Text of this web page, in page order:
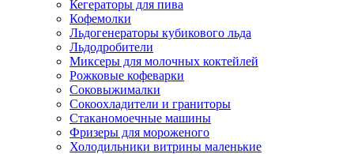
Кегераторы для пива
Кофемолки
Льдогенераторы кубикового льда
Льдодробители
Миксеры для молочных коктейлей
Рожковые кофеварки
Соковыжималки
Сокоохладители и граниторы
Стаканомоечные машины
Фризеры для мороженого
Холодильники витрины маленькие